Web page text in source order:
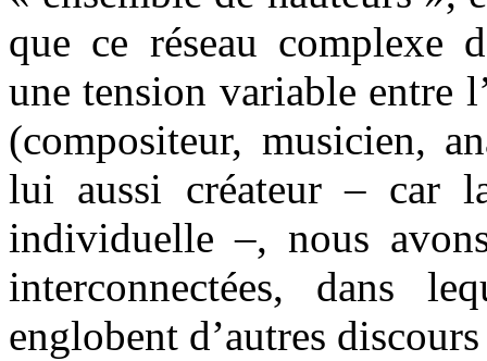
que ce réseau complexe
une tension variable entre
(compositeur, musicien,
lui aussi créateur – car
individuelle –, nous
interconnectées, dans
englobent d’autres